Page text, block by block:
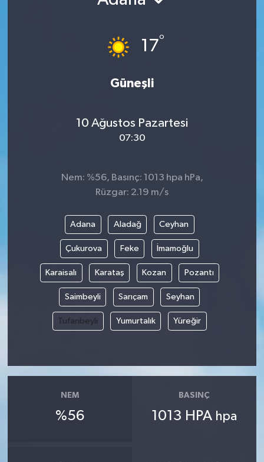
17°
Güneşli
10 Ağustos Pazartesi
07:30
Nem: %56, Basınç: 1013 hpa hPa,
Rüzgar: 2.19 m/s
Adana Aladağ Ceyhan
Çukurova Feke İmamoğlu
Karaisalı Karataş Kozan Pozantı
Saimbeyli Sarıçam Seyhan
Tufanbeyli Yumurtalık Yüreğir
NEM
%56
BASINÇ
1013 HPA hpa
Son Dakika
Yaşam